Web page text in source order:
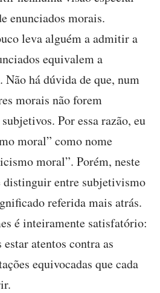
enunciados morais.
leva alguém a admitir a
equivalem a
há dúvida de que, num
morais não forem
Por essa razão, eu
moral” como nome
moral”. Porém, neste
distinguir entre subjetivismo
referida mais atrás.
é inteiramente satisfatório:
estar atentos contra as
equivocadas que cada